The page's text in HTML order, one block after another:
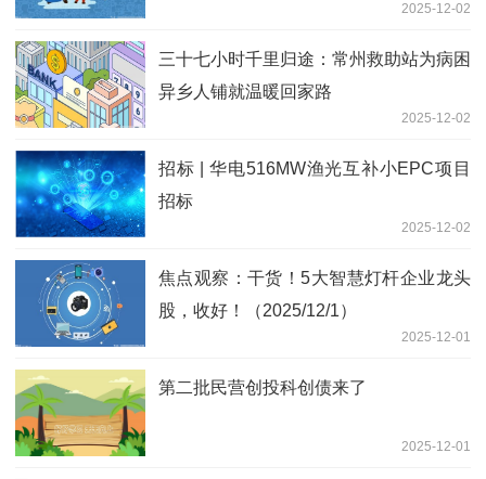
2025-12-02
三十七小时千里归途：常州救助站为病困
异乡人铺就温暖回家路
2025-12-02
招标 | 华电516MW渔光互补小EPC项目
招标
2025-12-02
焦点观察：干货！5大智慧灯杆企业龙头
股，收好！（2025/12/1）
2025-12-01
第二批民营创投科创债来了
2025-12-01